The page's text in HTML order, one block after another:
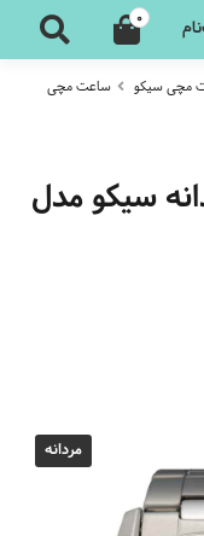
0
مچی سیکو
ساعت مچی
سیکو مدل
مردانه